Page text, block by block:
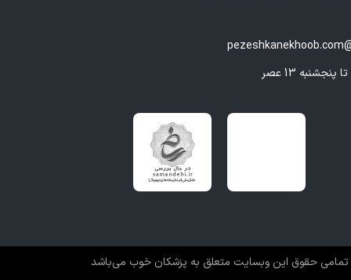
تمامی حقوق این وبسایت متعلق به پزشکان خوب می‌باشد